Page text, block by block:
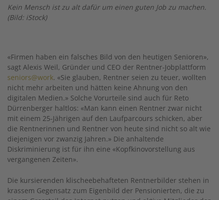
Kein Mensch ist zu alt dafür um einen guten Job zu machen.
(Bild: iStock)
«Firmen haben ein falsches Bild von den heutigen Senioren»,
sagt Alexis Weil, Gründer und CEO der Rentner-Jobplattform
seniors@work. «Sie glauben, Rentner seien zu teuer, wollten
nicht mehr arbeiten und hätten keine Ahnung von den
digitalen Medien.» Solche Vorurteile sind auch für Reto
Dürrenberger haltlos: «Man kann einen Rentner zwar nicht
mit einem 25-Jährigen auf den Laufparcours schicken, aber
die Rentnerinnen und Rentner von heute sind nicht so alt wie
diejenigen vor zwanzig Jahren.» Die anhaltende
Diskriminierung ist für ihn eine «Kopfkinovorstellung aus
vergangenen Zeiten».
Die kursierenden klischeebehafteten Rentnerbilder stehen in
krassem Gegensatz zum Eigenbild der Pensionierten, die zu